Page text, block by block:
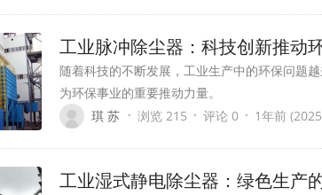
工业脉冲除尘器：科技创新推动
随着科技的不断发展，工业生产中的环保问题
为环保事业的重要推动力量。
琪 苏 · 浏览 215 · 评论 0 · 1年前
工业湿式静电除尘器：绿色生产